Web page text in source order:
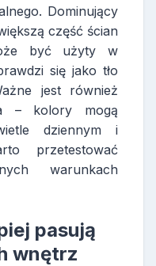
Dominujący
część ścian
być użyty w
się jako tło
jest również
– kolory mogą
dziennym i
przetestować
warunkach
pasują
wnętrz